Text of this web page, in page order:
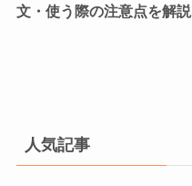
文・使う際の注意点を解説
人気記事